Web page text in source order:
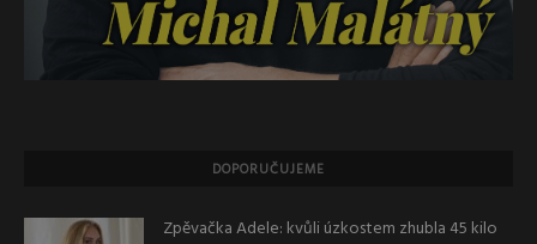
DOPORUČUJEME
Zpěvačka Adele: kvůli úzkostem zhubla 45 kilo